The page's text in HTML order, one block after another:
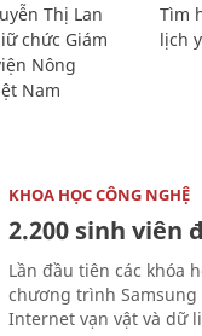
Thị Lan
chức Giám
Nông
Nam
Tìm
lịch
KHOA HỌC CÔNG NGHỆ
2.200 sinh viên
Lần đầu tiên các khóa
chương trình Samsung
Internet vạn vật và dữ